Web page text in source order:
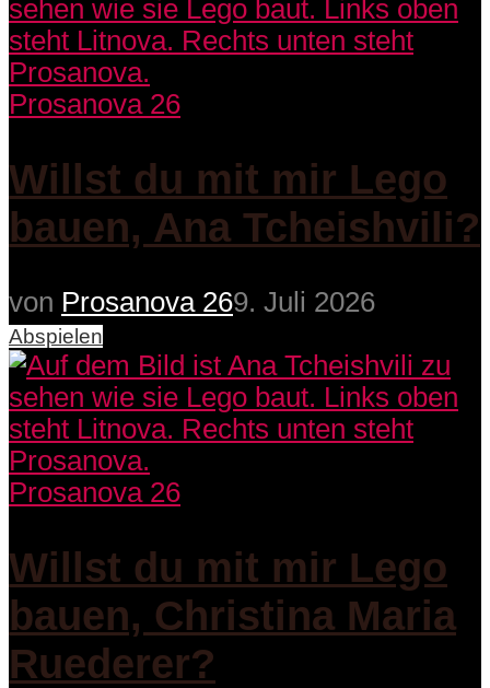
Prosanova 26
Willst du mit mir Lego
bauen, Ana Tcheishvili?
von Prosanova 269. Juli 2026
Abspielen
Prosanova 26
Willst du mit mir Lego
bauen, Christina Maria
Ruederer?